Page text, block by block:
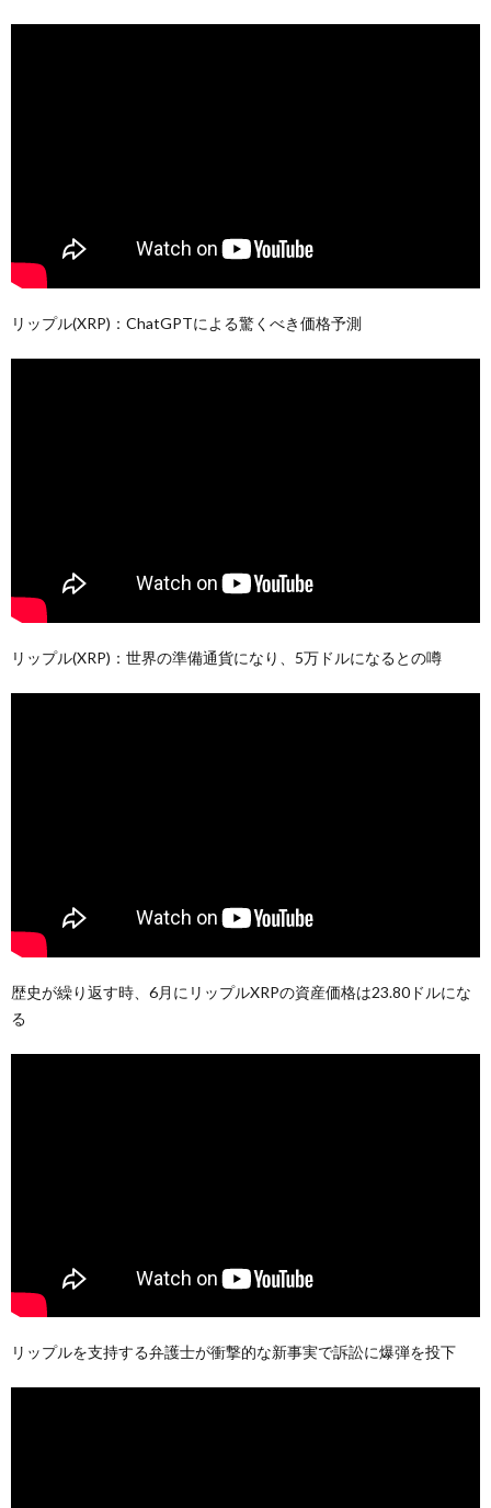
リップル(XRP)：ChatGPTによる驚くべき価格予測
リップル(XRP)：世界の準備通貨になり、5万ドルになるとの噂
歴史が繰り返す時、6月にリップルXRPの資産価格は23.80ドルにな
る
リップルを支持する弁護士が衝撃的な新事実で訴訟に爆弾を投下